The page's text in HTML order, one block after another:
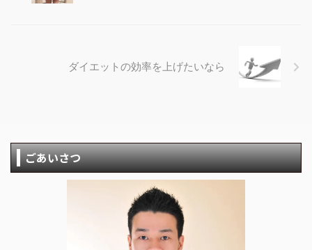
ダイエットの効率を上げたいなら
ごあいさつ